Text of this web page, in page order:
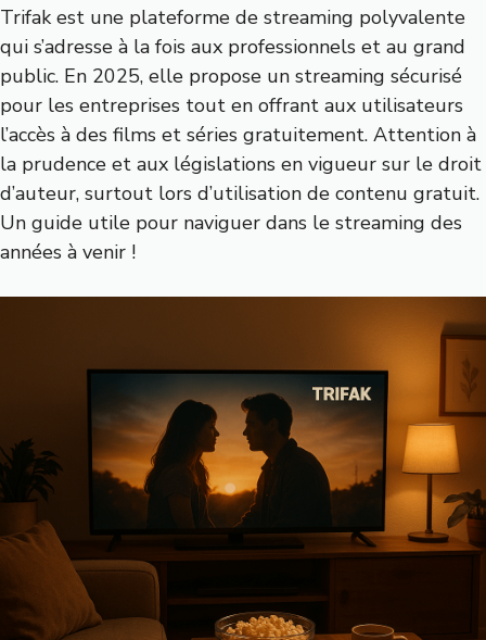
Trifak est une plateforme de streaming polyvalente
qui s’adresse à la fois aux professionnels et au grand
public. En 2025, elle propose un streaming sécurisé
pour les entreprises tout en offrant aux utilisateurs
l’accès à des films et séries gratuitement. Attention à
la prudence et aux législations en vigueur sur le droit
d’auteur, surtout lors d’utilisation de contenu gratuit.
Un guide utile pour naviguer dans le streaming des
années à venir !